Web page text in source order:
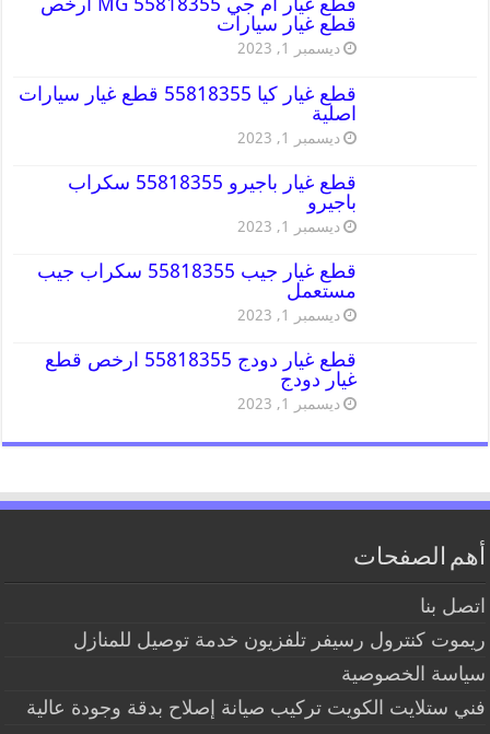
قطع غيار سيارات
ديسمبر 1, 2023
قطع غيار كيا 55818355 قطع غيار سيارات
اصلية
ديسمبر 1, 2023
قطع غيار باجيرو 55818355 سكراب
باجيرو
ديسمبر 1, 2023
قطع غيار جيب 55818355 سكراب جيب
مستعمل
ديسمبر 1, 2023
قطع غيار دودج 55818355 ارخص قطع
غيار دودج
ديسمبر 1, 2023
أهم الصفحات
اتصل بنا
ريموت كنترول رسيفر تلفزيون خدمة توصيل للمنازل
سياسة الخصوصية
فني ستلايت الكويت تركيب صيانة إصلاح بدقة وجودة عالية